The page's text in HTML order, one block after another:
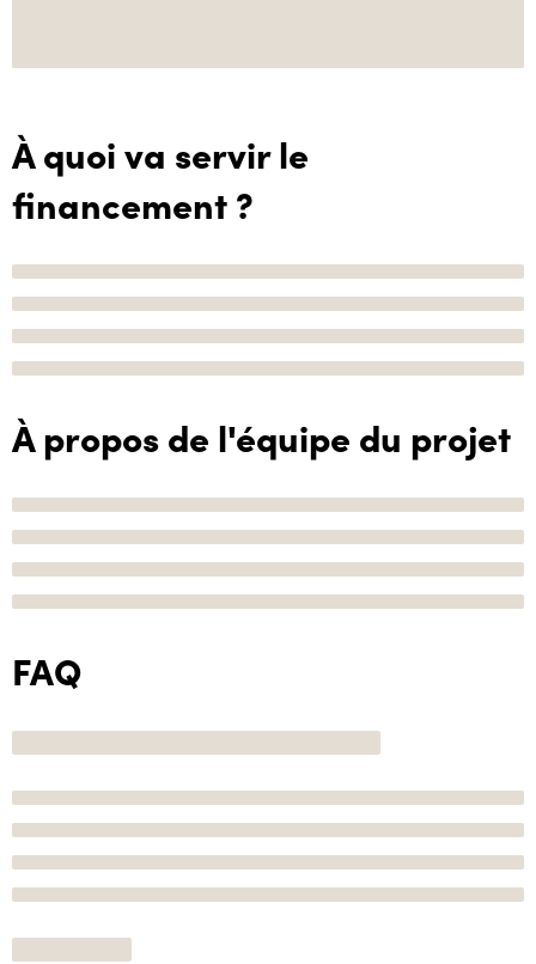
À quoi va servir le
financement ?
À propos de l'équipe du projet
FAQ